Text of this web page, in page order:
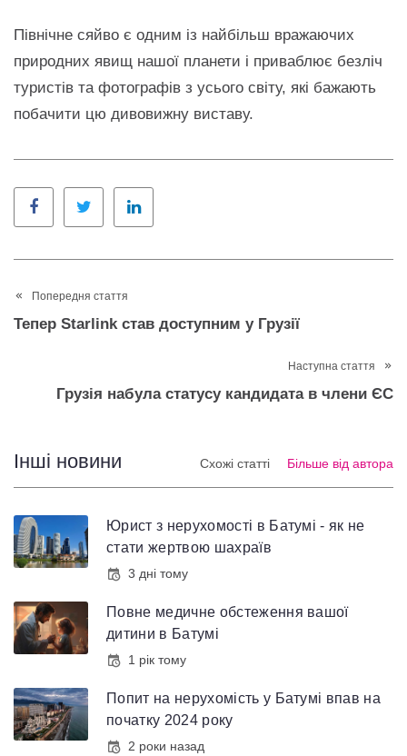
Північне сяйво є одним із найбільш вражаючих
природних явищ нашої планети і приваблює безліч
туристів та фотографів з усього світу, які бажають
побачити цю дивовижну виставу.
Facebook Twitter
Попередня стаття
Тепер Starlink став доступним у Грузії
Наступна стаття
Грузія набула статусу кандидата в члени ЄС
Інші новини Схожі статті Більше від автора
Юрист з нерухомості в Батумі - як не
стати жертвою шахраїв
3 дні тому
Повне медичне обстеження вашої
дитини в Батумі
1 рік тому
Попит на нерухомість у Батумі впав на
початку 2024 року
2 роки назад